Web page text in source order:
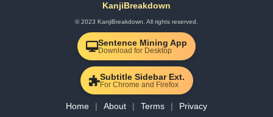
KanjiBreakdown
© 2023 KanjiBreakdown. All rights reserved.
Sentence Mining App
Download for Desktop
Subtitle Sidebar Ext.
For Chrome and Firefox
Home About Terms Privacy